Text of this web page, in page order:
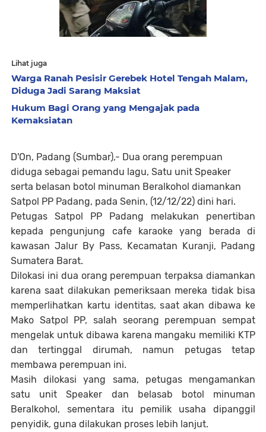
Lihat juga
Warga Ranah Pesisir Gerebek Hotel Tengah Malam,
Diduga Jadi Sarang Maksiat
Hukum Bagi Orang yang Mengajak pada
Kemaksiatan
D'On, Padang (Sumbar),- Dua orang perempuan
diduga sebagai pemandu lagu, Satu unit Speaker
serta belasan botol minuman Beralkohol diamankan
Satpol PP Padang, pada Senin, (12/12/22) dini hari.
Petugas Satpol PP Padang melakukan penertiban
kepada pengunjung cafe karaoke yang berada di
kawasan Jalur By Pass, Kecamatan Kuranji, Padang
Sumatera Barat.
Dilokasi ini dua orang perempuan terpaksa diamankan
karena saat dilakukan pemeriksaan mereka tidak bisa
memperlihatkan kartu identitas, saat akan dibawa ke
Mako Satpol PP, salah seorang perempuan sempat
mengelak untuk dibawa karena mangaku memiliki KTP
dan tertinggal dirumah, namun petugas tetap
membawa perempuan ini.
Masih dilokasi yang sama, petugas mengamankan
satu unit Speaker dan belasab botol minuman
Beralkohol, sementara itu pemilik usaha dipanggil
penyidik, guna dilakukan proses lebih lanjut.